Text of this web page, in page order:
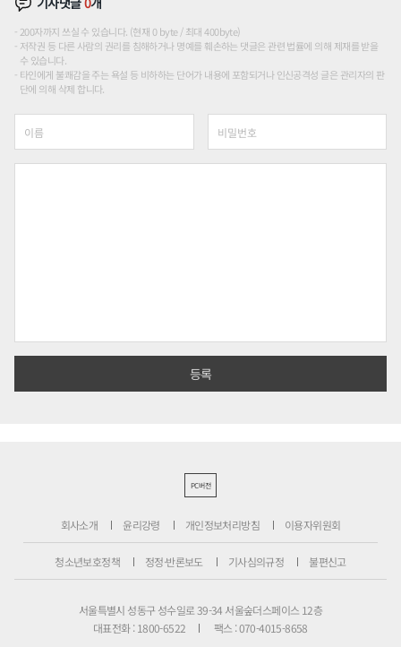
200자까지 쓰실 수 있습니다. (현재 0 byte / 최대 400byte)
저작권 등 다른 사람의 권리를 침해하거나 명예를 훼손하는 댓글은 관련 법률에 의해 제재를 받을
수 있습니다.
타인에게 불쾌감을 주는 욕설 등 비하하는 단어가 내용에 포함되거나 인신공격성 글은 관리자의 판
단에 의해 삭제 합니다.
PC버전
회사소개 윤리강령 개인정보처리방침 이용자위원회
청소년보호정책 정정·반론보도 기사심의규정 불편신고
서울특별시 성동구 성수일로 39-34 서울숲더스페이스 12층
대표전화 : 1800-6522
팩스 : 070-4015-8658